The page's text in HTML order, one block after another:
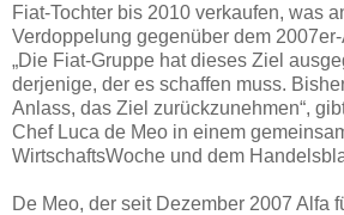
Fiat-Tochter bis 2010 verkaufen, was
Verdoppelung gegenüber dem
„Die Fiat-Gruppe hat dieses Ziel
derjenige, der es schaffen muss.
Anlass, das Ziel zurückzunehmen“,
Chef Luca de Meo in einem
WirtschaftsWoche und dem
De Meo, der seit Dezember 2007 Alfa